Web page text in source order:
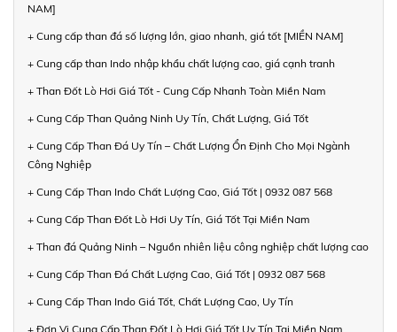
NAM]
+ Cung cấp than đá số lượng lớn, giao nhanh, giá tốt [MIỀN NAM]
+ Cung cấp than Indo nhập khẩu chất lượng cao, giá cạnh tranh
+ Than Đốt Lò Hơi Giá Tốt - Cung Cấp Nhanh Toàn Miền Nam
+ Cung Cấp Than Quảng Ninh Uy Tín, Chất Lượng, Giá Tốt
+ Cung Cấp Than Đá Uy Tín – Chất Lượng Ổn Định Cho Mọi Ngành
Công Nghiệp
+ Cung Cấp Than Indo Chất Lượng Cao, Giá Tốt | 0932 087 568
+ Cung Cấp Than Đốt Lò Hơi Uy Tín, Giá Tốt Tại Miền Nam
+ Than đá Quảng Ninh – Nguồn nhiên liệu công nghiệp chất lượng cao
+ Cung Cấp Than Đá Chất Lượng Cao, Giá Tốt | 0932 087 568
+ Cung Cấp Than Indo Giá Tốt, Chất Lượng Cao, Uy Tín
+ Đơn Vị Cung Cấp Than Đốt Lò Hơi Giá Tốt Uy Tín Tại Miền Nam